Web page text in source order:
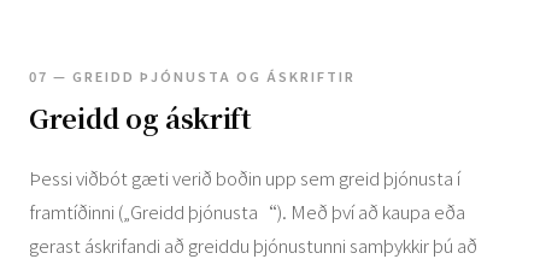
07 — GREIDD ÞJÓNUSTA OG ÁSKRIFTIR
Greidd og áskrift
Þessi viðbót gæti verið boðin upp sem greid þjónusta í
framtíðinni („Greidd þjónusta“). Með því að kaupa eða
gerast áskrifandi að greiddu þjónustunni samþykkir þú að